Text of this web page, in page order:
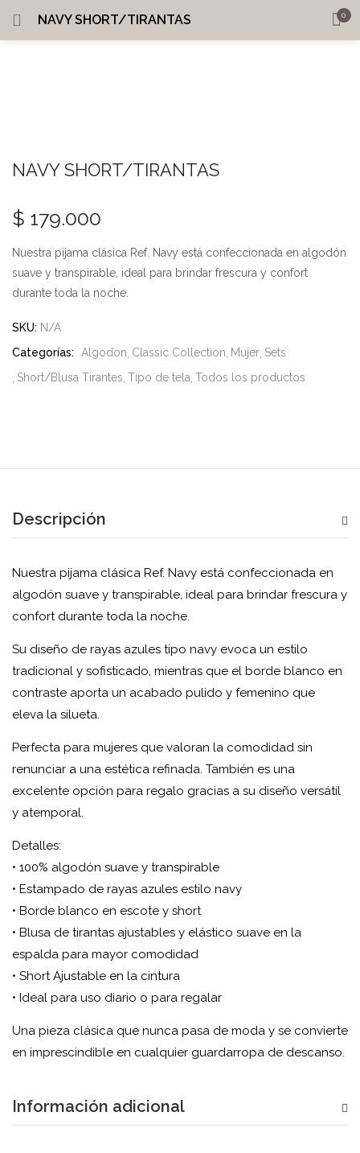
NAVY SHORT/TIRANTAS
0
INGRESAR REGISTRARME
¿Perdiste tu contraseña?
NAVY SHORT/TIRANTAS
$ 179.000
Nuestra pijama clásica Ref. Navy está confeccionada en algodón
suave y transpirable, ideal para brindar frescura y confort
durante toda la noche.
SKU: N/A
Categorías:
Algodon Classic Collection Mujer Sets
Short/Blusa Tirantes Tipo de tela Todos los productos
Descripción
Nuestra pijama clásica Ref. Navy está confeccionada en
algodón suave y transpirable, ideal para brindar frescura y
confort durante toda la noche.
Su diseño de rayas azules tipo navy evoca un estilo
tradicional y sofisticado, mientras que el borde blanco en
contraste aporta un acabado pulido y femenino que
eleva la silueta.
Perfecta para mujeres que valoran la comodidad sin
renunciar a una estética refinada. También es una
excelente opción para regalo gracias a su diseño versátil
y atemporal.
Detalles:
• 100% algodón suave y transpirable
• Estampado de rayas azules estilo navy
• Borde blanco en escote y short
• Blusa de tirantas ajustables y elástico suave en la
espalda para mayor comodidad
• Short Ajustable en la cintura
• Ideal para uso diario o para regalar
Una pieza clásica que nunca pasa de moda y se convierte
en imprescindible en cualquier guardarropa de descanso.
Información adicional